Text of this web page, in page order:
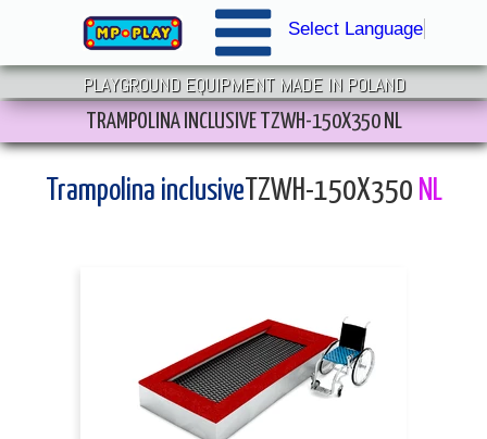
Select Language
PLAYGROUND EQUIPMENT MADE IN POLAND
TRAMPOLINA INCLUSIVE TZWH-150X350 NL
Trampolina inclusive TZWH-150X350 NL